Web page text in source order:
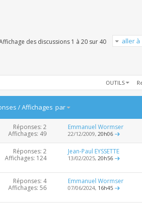
aller à
des discussions 1 à 20 sur 40
OUTILS
/Affichages par
Réponses: 2
Affichages: 49
Emmanuel Wormser
22/12/2009,20h06
Réponses: 2
Affichages: 124
Jean-Paul EYSSETTE
13/02/2025,20h56
Réponses: 4
Affichages: 56
Emmanuel Wormser
07/06/2024, 16h45